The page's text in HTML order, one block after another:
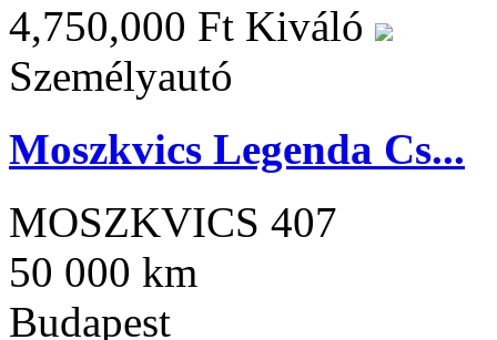
4,750,000 Ft Kiváló
Személyautó
Moszkvics Legenda Cs...
MOSZKVICS 407
50 000 km
Budapest